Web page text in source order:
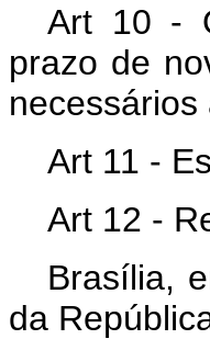
Art 10 -
prazo de
Art 11 -
Art 12 -
Brasília,
da